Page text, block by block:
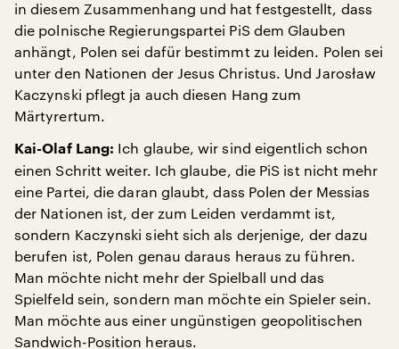
in diesem Zusammenhang und hat festgestellt, dass
die polnische Regierungspartei PiS dem Glauben
anhängt, Polen sei dafür bestimmt zu leiden. Polen sei
unter den Nationen der Jesus Christus. Und Jarosław
Kaczynski pflegt ja auch diesen Hang zum
Märtyrertum.
Kai-Olaf Lang: Ich glaube, wir sind eigentlich schon
einen Schritt weiter. Ich glaube, die PiS ist nicht mehr
eine Partei, die daran glaubt, dass Polen der Messias
der Nationen ist, der zum Leiden verdammt ist,
sondern Kaczynski sieht sich als derjenige, der dazu
berufen ist, Polen genau daraus heraus zu führen.
Man möchte nicht mehr der Spielball und das
Spielfeld sein, sondern man möchte ein Spieler sein.
Man möchte aus einer ungünstigen geopolitischen
Sandwich-Position heraus.